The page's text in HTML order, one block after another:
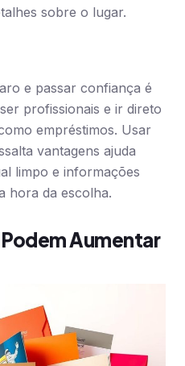
sobre o lugar.
e passar confiança é
profissionais e ir direto
empréstimos. Usar
vantagens ajuda
limpo e informações
hora da escolha.
Aumentar